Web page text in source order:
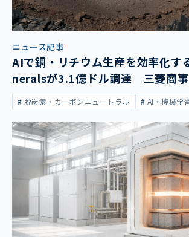
ニュース記事
AIで銅・リチウム生産を効率化
neralsが3.1億ドル調達 三菱商
脱炭素・カーボンニュートラル AI・機械学